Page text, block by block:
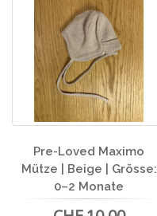
Pre-Loved Maximo
Mütze | Beige | Grösse:
0–2 Monate